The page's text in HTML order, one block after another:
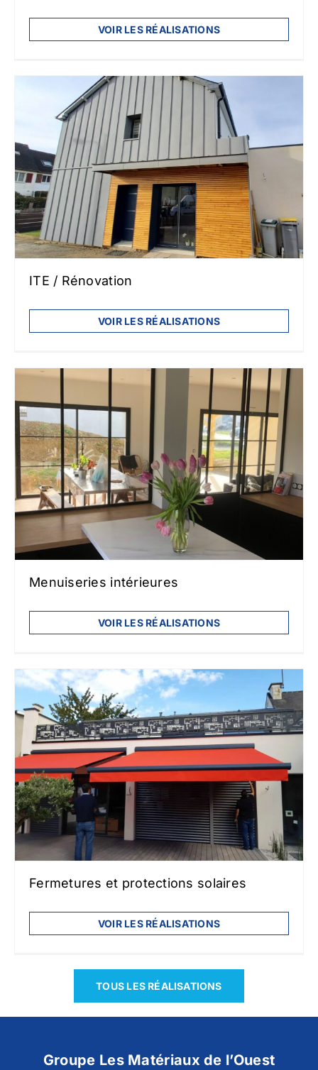
VOIR LES RÉALISATIONS
ITE / Rénovation
VOIR LES RÉALISATIONS
Menuiseries intérieures
VOIR LES RÉALISATIONS
Fermetures et protections solaires
VOIR LES RÉALISATIONS
TOUS LES RÉALISATIONS
Groupe Les Matériaux de l’Ouest